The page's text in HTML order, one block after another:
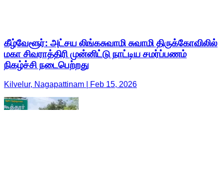
கீழ்வேளூர்: அட்சய லிங்கசுவாமி சுவாமி திருக்கோவிலில்
மகா சிவராத்திரி முன்னிட்டு நாட்டிய சமர்ப்பணம்
நிகழ்ச்சி நடைபெற்றது
Kilvelur, Nagapattinam | Feb 15, 2026